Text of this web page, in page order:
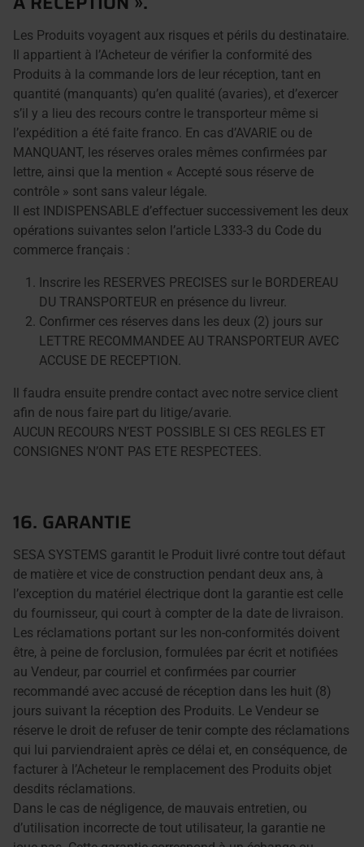
Les Produits voyagent aux risques et périls du destinataire.
Il appartient à l’Acheteur de vérifier la conformité des
Produits à la commande lors de leur réception, tant en
quantité (manquants) qu’en qualité (avaries), et d’exercer
s’il y a lieu des recours contre le transporteur même si
l’expédition a été faite franco. En cas d’AVARIE ou de
MANQUANT, les réserves orales mêmes confirmées par
lettre, ainsi que la mention « Accepté sous réserve de
contrôle » sont sans valeur légale.
Il est INDISPENSABLE d’effectuer successivement les deux
opérations suivantes selon l’article L333-3 du Code du
commerce français :
Inscrire les RESERVES PRECISES sur le BORDEREAU
DU TRANSPORTEUR en présence du livreur.
Confirmer ces réserves dans les deux (2) jours sur
LETTRE RECOMMANDEE AU TRANSPORTEUR AVEC
ACCUSE DE RECEPTION.
Il faudra ensuite prendre contact avec notre service client
afin de nous faire part du litige/avarie.
AUCUN RECOURS N’EST POSSIBLE SI CES REGLES ET
CONSIGNES N’ONT PAS ETE RESPECTEES.
16. GARANTIE
SESA SYSTEMS garantit le Produit livré contre tout défaut
de matière et vice de construction pendant deux ans, à
l’exception du matériel électrique dont la garantie est celle
du fournisseur, qui court à compter de la date de livraison.
Les réclamations portant sur les non-conformités doivent
être, à peine de forclusion, formulées par écrit et notifiées
au Vendeur, par courriel et confirmées par courrier
recommandé avec accusé de réception dans les huit (8)
jours suivant la réception des Produits. Le Vendeur se
réserve le droit de refuser de tenir compte des réclamations
qui lui parviendraient après ce délai et, en conséquence, de
facturer à l’Acheteur le remplacement des Produits objet
desdits réclamations.
Dans le cas de négligence, de mauvais entretien, ou
d’utilisation incorrecte de tout utilisateur, la garantie ne